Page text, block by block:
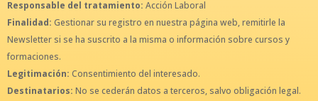
Responsable del tratamiento: Acción Laboral
Finalidad: Gestionar su registro en nuestra página web, remitirle la
Newsletter si se ha suscrito a la misma o información sobre cursos y
formaciones.
Legitimación: Consentimiento del interesado.
Destinatarios: No se cederán datos a terceros, salvo obligación legal.